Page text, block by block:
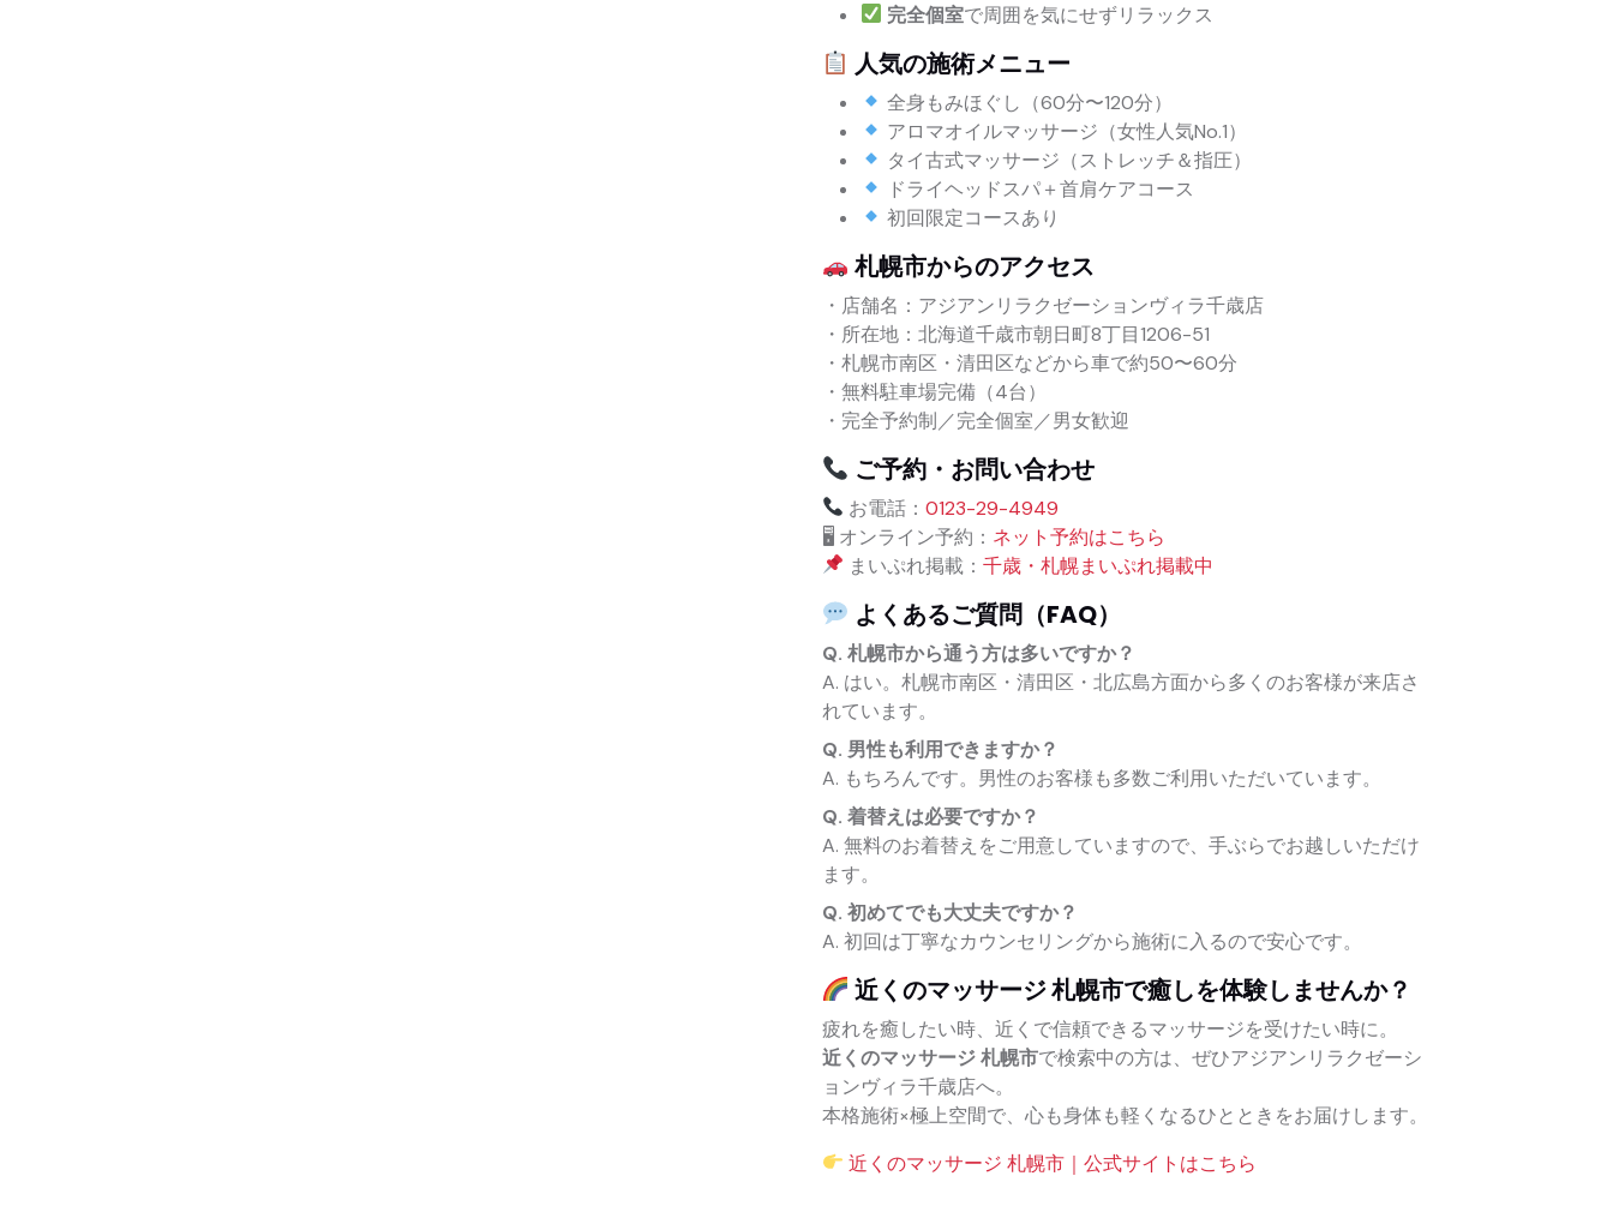
完全個室で周囲を気にせずリラックス
人気の施術メニュー
全身もみほぐし（60分〜120分）
アロマオイルマッサージ（女性人気No.1）
タイ古式マッサージ（ストレッチ＆指圧）
ドライヘッドスパ＋首肩ケアコース
初回限定コースあり
札幌市からのアクセス
・店舗名：アジアンリラクゼーションヴィラ千歳店
・所在地：北海道千歳市朝日町8丁目1206-51
・札幌市南区・清田区などから車で約50〜60分
・無料駐車場完備（4台）
・完全予約制／完全個室／男女歓迎
ご予約・お問い合わせ
お電話：0123-29-4949
🖥 オンライン予約： ネット予約はこちら
まいぷれ掲載：千歳・札幌まいぷれ掲載中
よくあるご質問（FAQ）
Q. 札幌市から通う方は多いですか？
A. はい。札幌市南区・清田区・北広島方面から多くのお客様が来店さ
れています。
Q. 男性も利用できますか？
A. もちろんです。男性のお客様も多数ご利用いただいています。
Q. 着替えは必要ですか？
A. 無料のお着替えをご用意していますので、手ぶらでお越しいただけ
ます。
Q. 初めてでも大丈夫ですか？
A. 初回は丁寧なカウンセリングから施術に入るので安心です。
近くのマッサージ 札幌市で癒しを体験しませんか？
疲れを癒したい時、近くで信頼できるマッサージを受けたい時に。
近くのマッサージ 札幌市で検索中の方は、ぜひアジアンリラクゼーシ
ョンヴィラ千歳店へ。
本格施術×極上空間で、心も身体も軽くなるひとときをお届けします。
近くのマッサージ 札幌市｜公式サイトはこちら